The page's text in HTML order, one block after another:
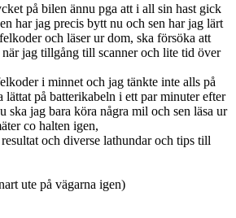
på bilen ännu pga att i all sin hast gick
har jag precis bytt nu och sen har jag lärt
och läser ur dom, ska försöka att
när jag tillgång till scanner och lite tid över
i minnet och jag tänkte inte alls på
lättat på batterikabeln i ett par minuter efter
ska jag bara köra några mil och sen läsa ur
co halten igen,
och diverse lathundar och tips till
ute på vägarna igen)